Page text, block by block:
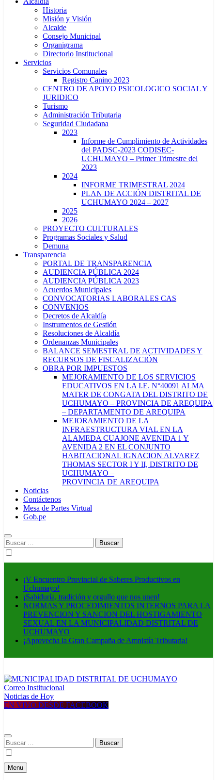
Historia
Misión y Visión
Alcalde
Consejo Municipal
Organigrama
Directorio Institucional
Servicios
Servicios Comunales
Registro Canino 2023
CENTRO DE APOYO PSICOLOGICO SOCIAL Y
JURIDICO
Turismo
Administración Tributaria
Seguridad Ciudadana
2023
Informe de Cumplimiento de Actividades
del PADSC-2023 CODISEC-
UCHUMAYO – Primer Trimestre del
2023
2024
INFORME TRIMESTRAL 2024
PLAN DE ACCIÓN DISTRITAL DE
UCHUMAYO 2024 – 2027
2025
2026
PROYECTO CULTURALES
Programas Sociales y Salud
Demuna
Transparencia
PORTAL DE TRANSPARENCIA
AUDIENCIA PÚBLICA 2024
AUDIENCIA PÚBLICA 2023
Acuerdos Municipales
CONVOCATORIAS LABORALES CAS
CONVENIOS
Decretos de Alcaldía
Instrumentos de Gestión
Resoluciones de Alcaldía
Ordenanzas Municipales
BALANCE SEMESTRAL DE ACTIVIDADES Y
RECURSOS DE FISCALIZACIÓN
OBRA POR IMPUESTOS
MEJORAMIENTO DE LOS SERVICIOS
EDUCATIVOS EN LA I.E. N°40091 ALMA
MATER DE CONGATA DEL DISTRITO DE
UCHUMAYO – PROVINCIA DE AREQUIPA
– DEPARTAMENTO DE AREQUIPA
MEJORAMIENTO DE LA
INFRAESTRUCTURA VIAL EN LA
ALAMEDA CUAJONE AVENIDA 1 Y
AVENIDA 2 EN EL CONJUNTO
HABITACIONAL IGNACION ALVAREZ
THOMAS SECTOR I Y II, DISTRITO DE
UCHUMAYO –
PROVINCIA DE AREQUIPA
Noticias
Contáctenos
Mesa de Partes Virtual
Gob.pe
Buscar:
¡V Encuentro Provincial de Saberes Productivos en
Uchumayo!
¡Sabiduría, tradición y orgullo que nos unen!
NORMAS Y PROCEDIMIENTOS INTERNOS PARA LA
PREVENCION Y SANCION DEL HOSTIGAMIENTO
SEXUAL EN LA MUNICIPALIDAD DISTRITAL DE
UCHUMAYO
¡Aprovecha la Gran Campaña de Amnistía Tributaria!
MUNICIPALIDAD DISTRITAL DE UCHUMAYO
Construyendo una nueva Historia
Correo Institucional
Noticias de Hoy
EN VIVO DESDE FACEBOOK
Buscar:
Menu